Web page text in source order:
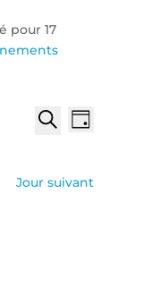
pour 17
de
de
Jour
Jour suivant